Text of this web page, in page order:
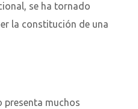
se ha tornado
la constitución de una
presenta muchos